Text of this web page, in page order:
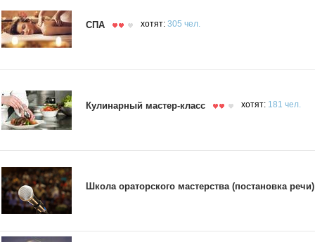
СПА хотят: 305 чел.
Кулинарный мастер-класс хотят: 181 чел.
Школа ораторского мастерства (постановка речи)